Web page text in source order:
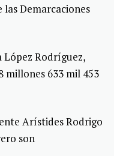
Demarcaciones
López Rodríguez,
millones 633 mil 453
Arístides Rodrigo
son